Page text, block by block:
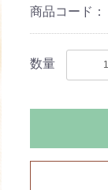
商品コード：
数量